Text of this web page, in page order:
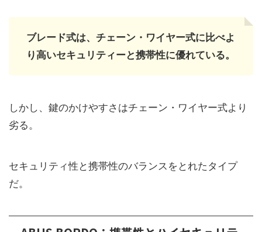
ブレード式は、チェーン・ワイヤー式に比べよ
り高いセキュリティーと携帯性に優れている。
しかし、鍵のかけやすさはチェーン・ワイヤー式より
劣る。
セキュリティ性と携帯性のバランスをとれたタイプ
だ。